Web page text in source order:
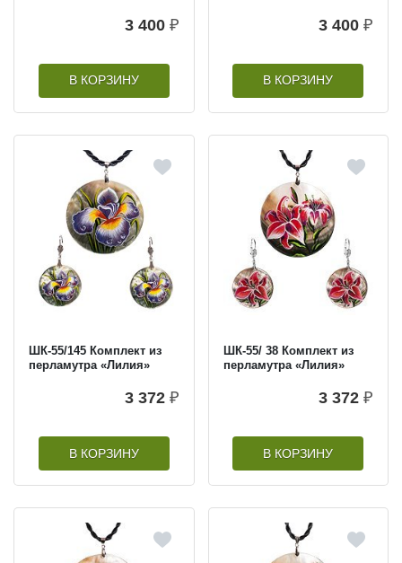
3 400 ₽
В КОРЗИНУ
3 400 ₽
В КОРЗИНУ
ШК-55/145 Комплект из
перламутра «Лилия»
3 372 ₽
В КОРЗИНУ
ШК-55/ 38 Комплект из
перламутра «Лилия»
3 372 ₽
В КОРЗИНУ